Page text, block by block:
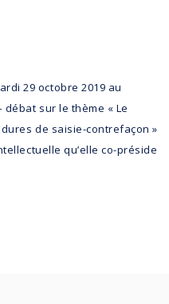
29 octobre 2019 au
sur le thème « Le
de saisie-contrefaçon »
qu’elle co-préside